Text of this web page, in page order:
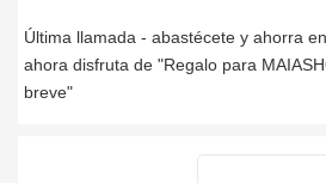
Última llamada - abastécete y ahorra
ahora disfruta de "Regalo para
breve"